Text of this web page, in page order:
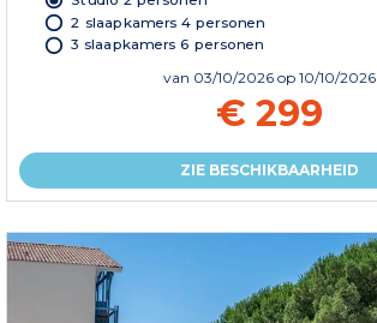
2 slaapkamers 4 personen
3 slaapkamers 6 personen
van 03/10/2026 op 10/10/2026
€ 299
ZIE BESCHIKBAARHEID